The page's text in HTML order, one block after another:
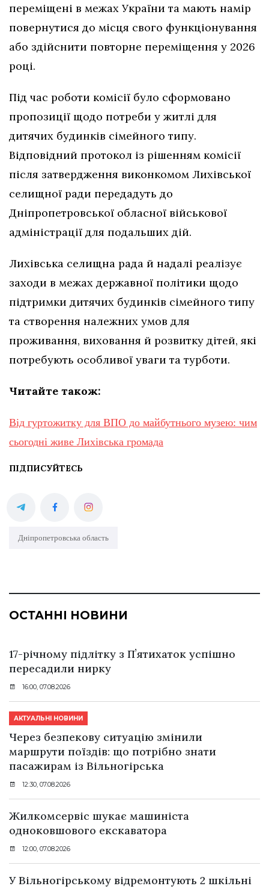
переміщені в межах України та мають намір
повернутися до місця свого функціонування
або здійснити повторне переміщення у 2026
році.
Під час роботи комісії було сформовано
пропозиції щодо потреби у житлі для
дитячих будинків сімейного типу.
Відповідний протокол із рішенням комісії
після затвердження виконкомом Лихівської
селищної ради передадуть до
Дніпропетровської обласної військової
адміністрації для подальших дій.
Лихівська селищна рада й надалі реалізує
заходи в межах державної політики щодо
підтримки дитячих будинків сімейного типу
та створення належних умов для
проживання, виховання й розвитку дітей, які
потребують особливої уваги та турботи.
Читайте також:
Від гуртожитку для ВПО до майбутнього музею: чим
сьогодні живе Лихівська громада
ПІДПИСУЙТЕСЬ
Дніпропетровська область
ОСТАННІ НОВИНИ
17-річному підлітку з Пʼятихаток успішно
пересадили нирку
16:00, 07.08.2026
АКТУАЛЬНІ НОВИНИ
Через безпекову ситуацію змінили
маршрути поїздів: що потрібно знати
пасажирам із Вільногірська
12:30, 07.08.2026
Жилкомсервіс шукає машиніста
одноковшового екскаватора
12:00, 07.08.2026
У Вільногірському відремонтують 2 шкільні